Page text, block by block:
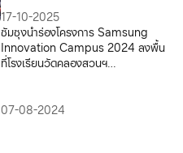
17-10-2025
ซัมซุงนำร่องโครงการ Samsung
Innovation Campus 2024 ลงพื้น
ที่โรงเรียนวัดคลองสวนฯ
07-08-2024